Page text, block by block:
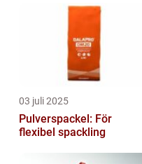
03 juli 2025
Pulverspackel: För
flexibel spackling